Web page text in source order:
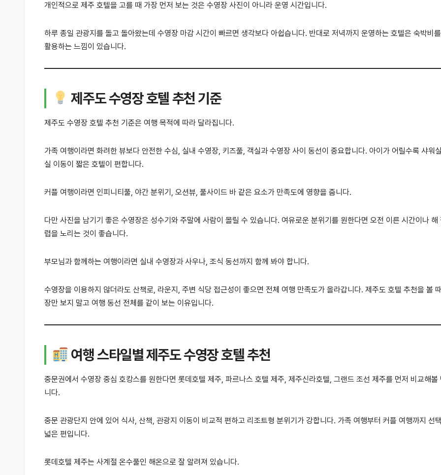
개인적으로 제주 호텔을 고를 때 가장 먼저 보는 것은 수영장 사진이 아니라 운영 시간입니다.
하루 종일 관광지를 돌고 돌아왔는데 수영장 마감 시간이 빠르면 생각보다 아쉽습니다. 반대로 저녁까지 운영하는 호텔은 숙박비
활용하는 느낌이 있습니다.
제주도 수영장 호텔 추천 기준
제주도 수영장 호텔 추천 기준은 여행 목적에 따라 달라집니다.
가족 여행이라면 화려한 뷰보다 안전한 수심, 실내 수영장, 키즈풀, 객실과 수영장 사이 동선이 중요합니다. 아이가 어릴수록 샤워
실 이동이 짧은 호텔이 편합니다.
커플 여행이라면 인피니티풀, 야간 분위기, 오션뷰, 풀사이드 바 같은 요소가 만족도에 영향을 줍니다.
다만 사진을 남기기 좋은 수영장은 성수기와 주말에 사람이 몰릴 수 있습니다. 여유로운 분위기를 원한다면 오전 이른 시간이나 해
렵을 노리는 것이 좋습니다.
부모님과 함께하는 여행이라면 실내 수영장과 사우나, 조식 동선까지 함께 봐야 합니다.
수영장을 이용하지 않더라도 산책로, 라운지, 주변 식당 접근성이 좋으면 전체 여행 만족도가 올라갑니다. 제주도 호텔 추천을 볼
장만 보지 말고 여행 동선 전체를 같이 보는 이유입니다.
여행 스타일별 제주도 수영장 호텔 추천
중문권에서 수영장 중심 호캉스를 원한다면 롯데호텔 제주, 파르나스 호텔 제주, 제주신라호텔, 그랜드 조선 제주를 먼저 비교해볼
니다.
중문 관광단지 안에 있어 식사, 산책, 관광지 이동이 비교적 편하고 리조트형 분위기가 강합니다. 가족 여행부터 커플 여행까지 선
넓은 편입니다.
롯데호텔 제주는 사계절 온수풀인 해온으로 잘 알려져 있습니다.